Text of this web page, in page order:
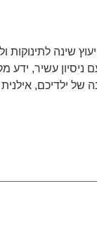
שינה לתינוקות
ניסיון עשיר,
של ילדיכם,